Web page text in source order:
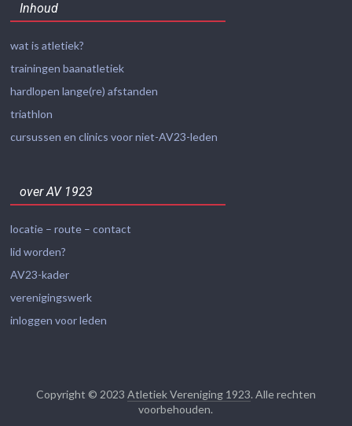
Inhoud
wat is atletiek?
trainingen baanatletiek
hardlopen lange(re) afstanden
triathlon
cursussen en clinics voor niet-AV23-leden
over AV 1923
locatie – route – contact
lid worden?
AV23-kader
verenigingswerk
inloggen voor leden
Copyright © 2023 Atletiek Vereniging 1923. Alle rechten
voorbehouden.